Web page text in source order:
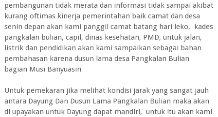
pembangunan tidak merata dan informasi tidak sampai akibat
kurang oftimas kinerja pemerintahan baik camat dan desa
senin depan akan kami panggil camat batang hari leko, kades
pangkalan bulian, capil, dinas kesehatan, PMD, untuk jalan,
listrik dan pendidikan akan kami sampaikan sebagai bahan
pembahasan karena dusun lama desa Pangkalan Bulian
bagian Musi Banyuasin
Untuk pemekaran jika melihat kondisi jarak yang sangat jauh
antara Dayung Dan Dusun Lama Pangkalan Bulian maka akan
di upayakan untuk Dayung dapat mandiri, untuk itu akan kami